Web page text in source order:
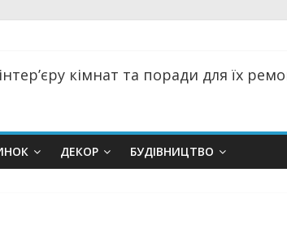
кімнат та поради для їх
ДЕКОР БУДІВНИЦТВО